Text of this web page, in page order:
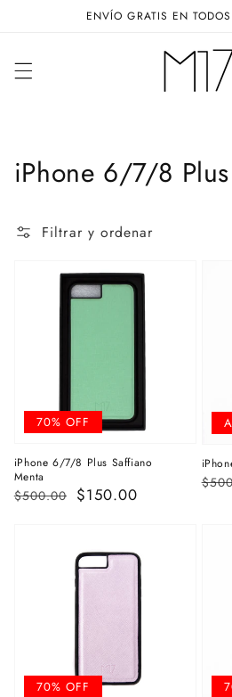
directamenteENVÍO GRATIS EN
Colección:
iPhone 6/7/8 Plus
Filtrar y ordenar
iPhone 6/7/8 Plus Saffiano
Menta
Precio
$500.00
Precio
$150.00
70% OFF
70% OFF